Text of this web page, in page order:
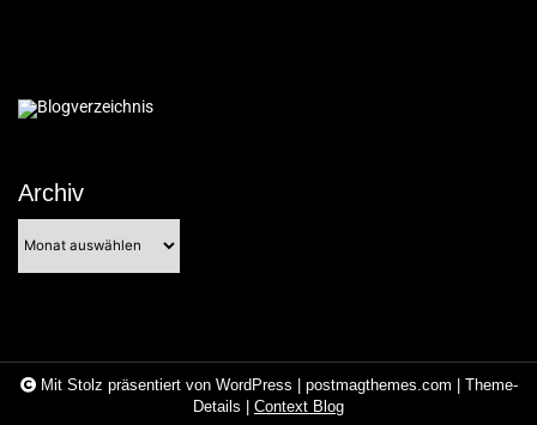
Archiv
Archiv
Mit Stolz präsentiert von WordPress | postmagthemes.com | Theme-
Details | Context Blog